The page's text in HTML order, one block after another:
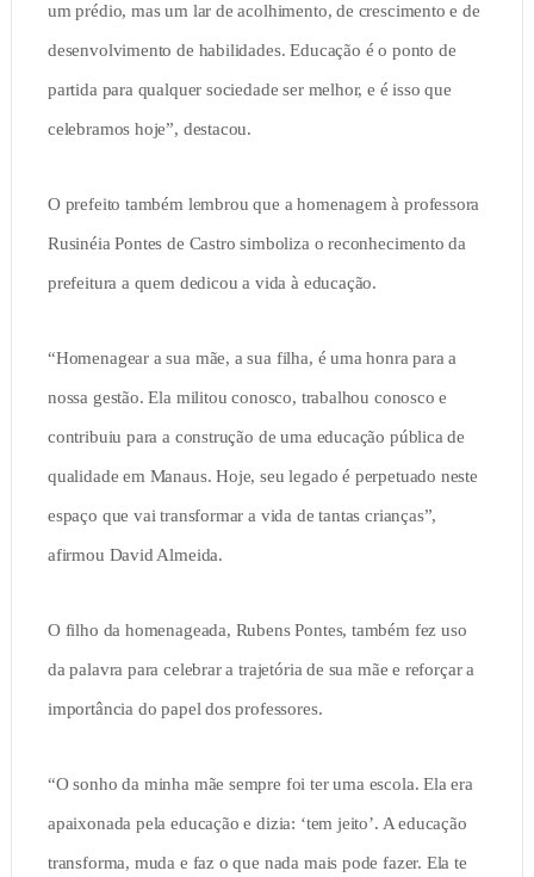
um prédio, mas um lar de acolhimento, de crescimento e de
desenvolvimento de habilidades. Educação é o ponto de
partida para qualquer sociedade ser melhor, e é isso que
celebramos hoje”, destacou.
O prefeito também lembrou que a homenagem à professora
Rusinéia Pontes de Castro simboliza o reconhecimento da
prefeitura a quem dedicou a vida à educação.
“Homenagear a sua mãe, a sua filha, é uma honra para a
nossa gestão. Ela militou conosco, trabalhou conosco e
contribuiu para a construção de uma educação pública de
qualidade em Manaus. Hoje, seu legado é perpetuado neste
espaço que vai transformar a vida de tantas crianças”,
afirmou David Almeida.
O filho da homenageada, Rubens Pontes, também fez uso
da palavra para celebrar a trajetória de sua mãe e reforçar a
importância do papel dos professores.
“O sonho da minha mãe sempre foi ter uma escola. Ela era
apaixonada pela educação e dizia: ‘tem jeito’. A educação
transforma, muda e faz o que nada mais pode fazer. Ela te